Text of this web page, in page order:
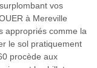
vos
à Mereville
appropriés comme la
le sol pratiquement
procède aux